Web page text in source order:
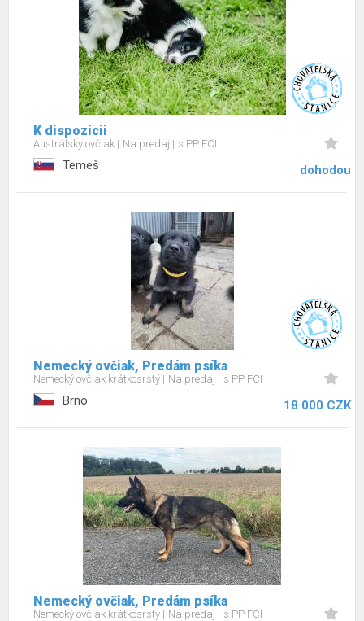
K dispozícii
Austrálsky ovčiak Na predaj s PP FCI
Temeš dohodou
Nemecký ovčiak, Predám psíka
Nemecký ovčiak krátkosrstý Na predaj s PP FCI
Brno 18 000 CZK
Nemecký ovčiak, Predám psíka
Nemecký ovčiak krátkosrstý Na predaj s PP FCI